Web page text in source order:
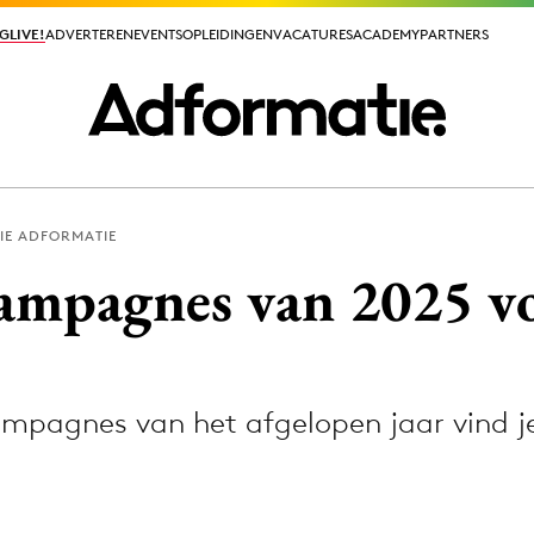
ADVERTERENEVENTSOPLEIDINGENVACATURESACADEMYPARTNERS
ADVERTERENEVENTSOPLEIDINGENVACATURESACADEMYPARTNERS
Media
ADFORMATIE
van 2025
van het afgelopen jaar vind